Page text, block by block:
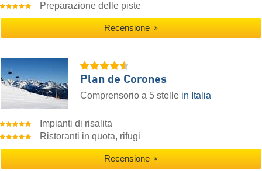
Preparazione delle piste
Recensione
Plan de Corones
Comprensorio a 5 stelle in Italia
Impianti di risalita
Ristoranti in quota, rifugi
Recensione